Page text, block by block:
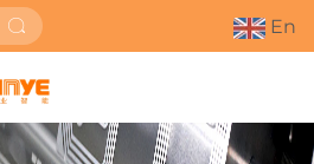
En
Obter orçamento